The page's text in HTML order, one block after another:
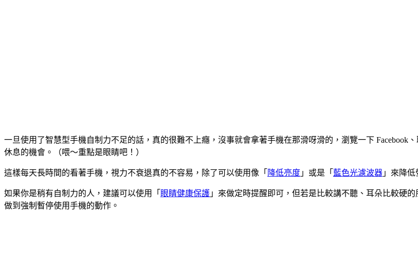
一旦使用了智慧型手機自制力不足的話，真的很難不上癮，沒事就會拿著手機在那滑呀滑的，瀏覽一下 Facebook
休息的機會。（喂～重點是眼睛吧！）
這樣每天長時間的看著手機，視力不衰退真的不容易，除了可以使用像「 降低亮度 」或是「 藍色光濾波器 」來降
如果你是稍有自制力的人，建議可以使用「 眼睛健康保護 」來做定時提醒即可，但若是比較講不聽、耳朵比較硬
做到強制暫停使用手機的動作。